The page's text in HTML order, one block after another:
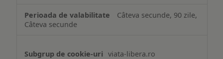
Câteva secunde, 90 zile,
Câteva secunde
viata-libera.ro